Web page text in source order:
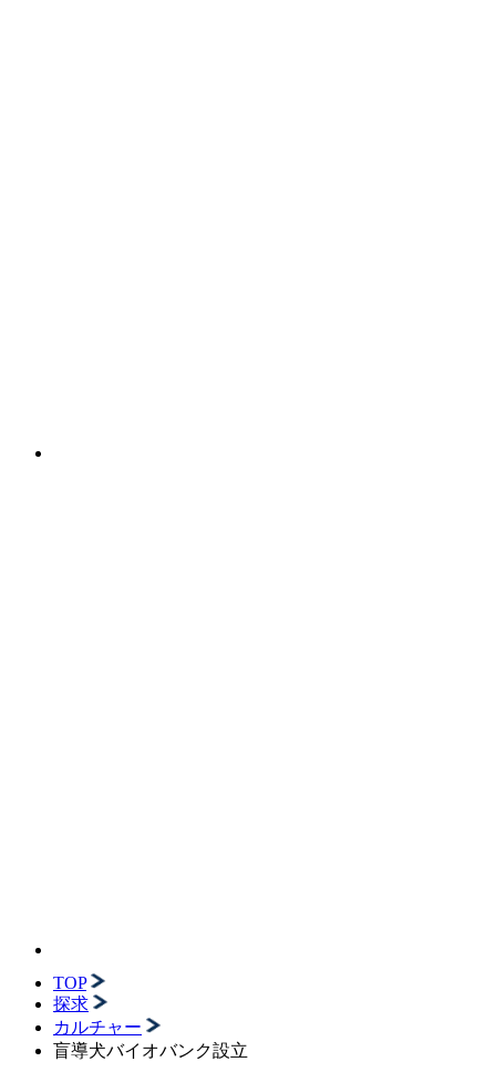
TOP
探求
カルチャー
盲導犬バイオバンク設立